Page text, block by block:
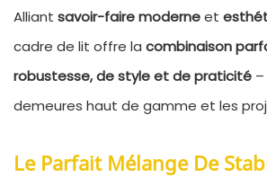
Le Parfait Mélange De
Alliant savoir-faire moderneet
cadre de lit offre la combinaison
robustesse, de style et de praticité
demeures haut de gamme et les